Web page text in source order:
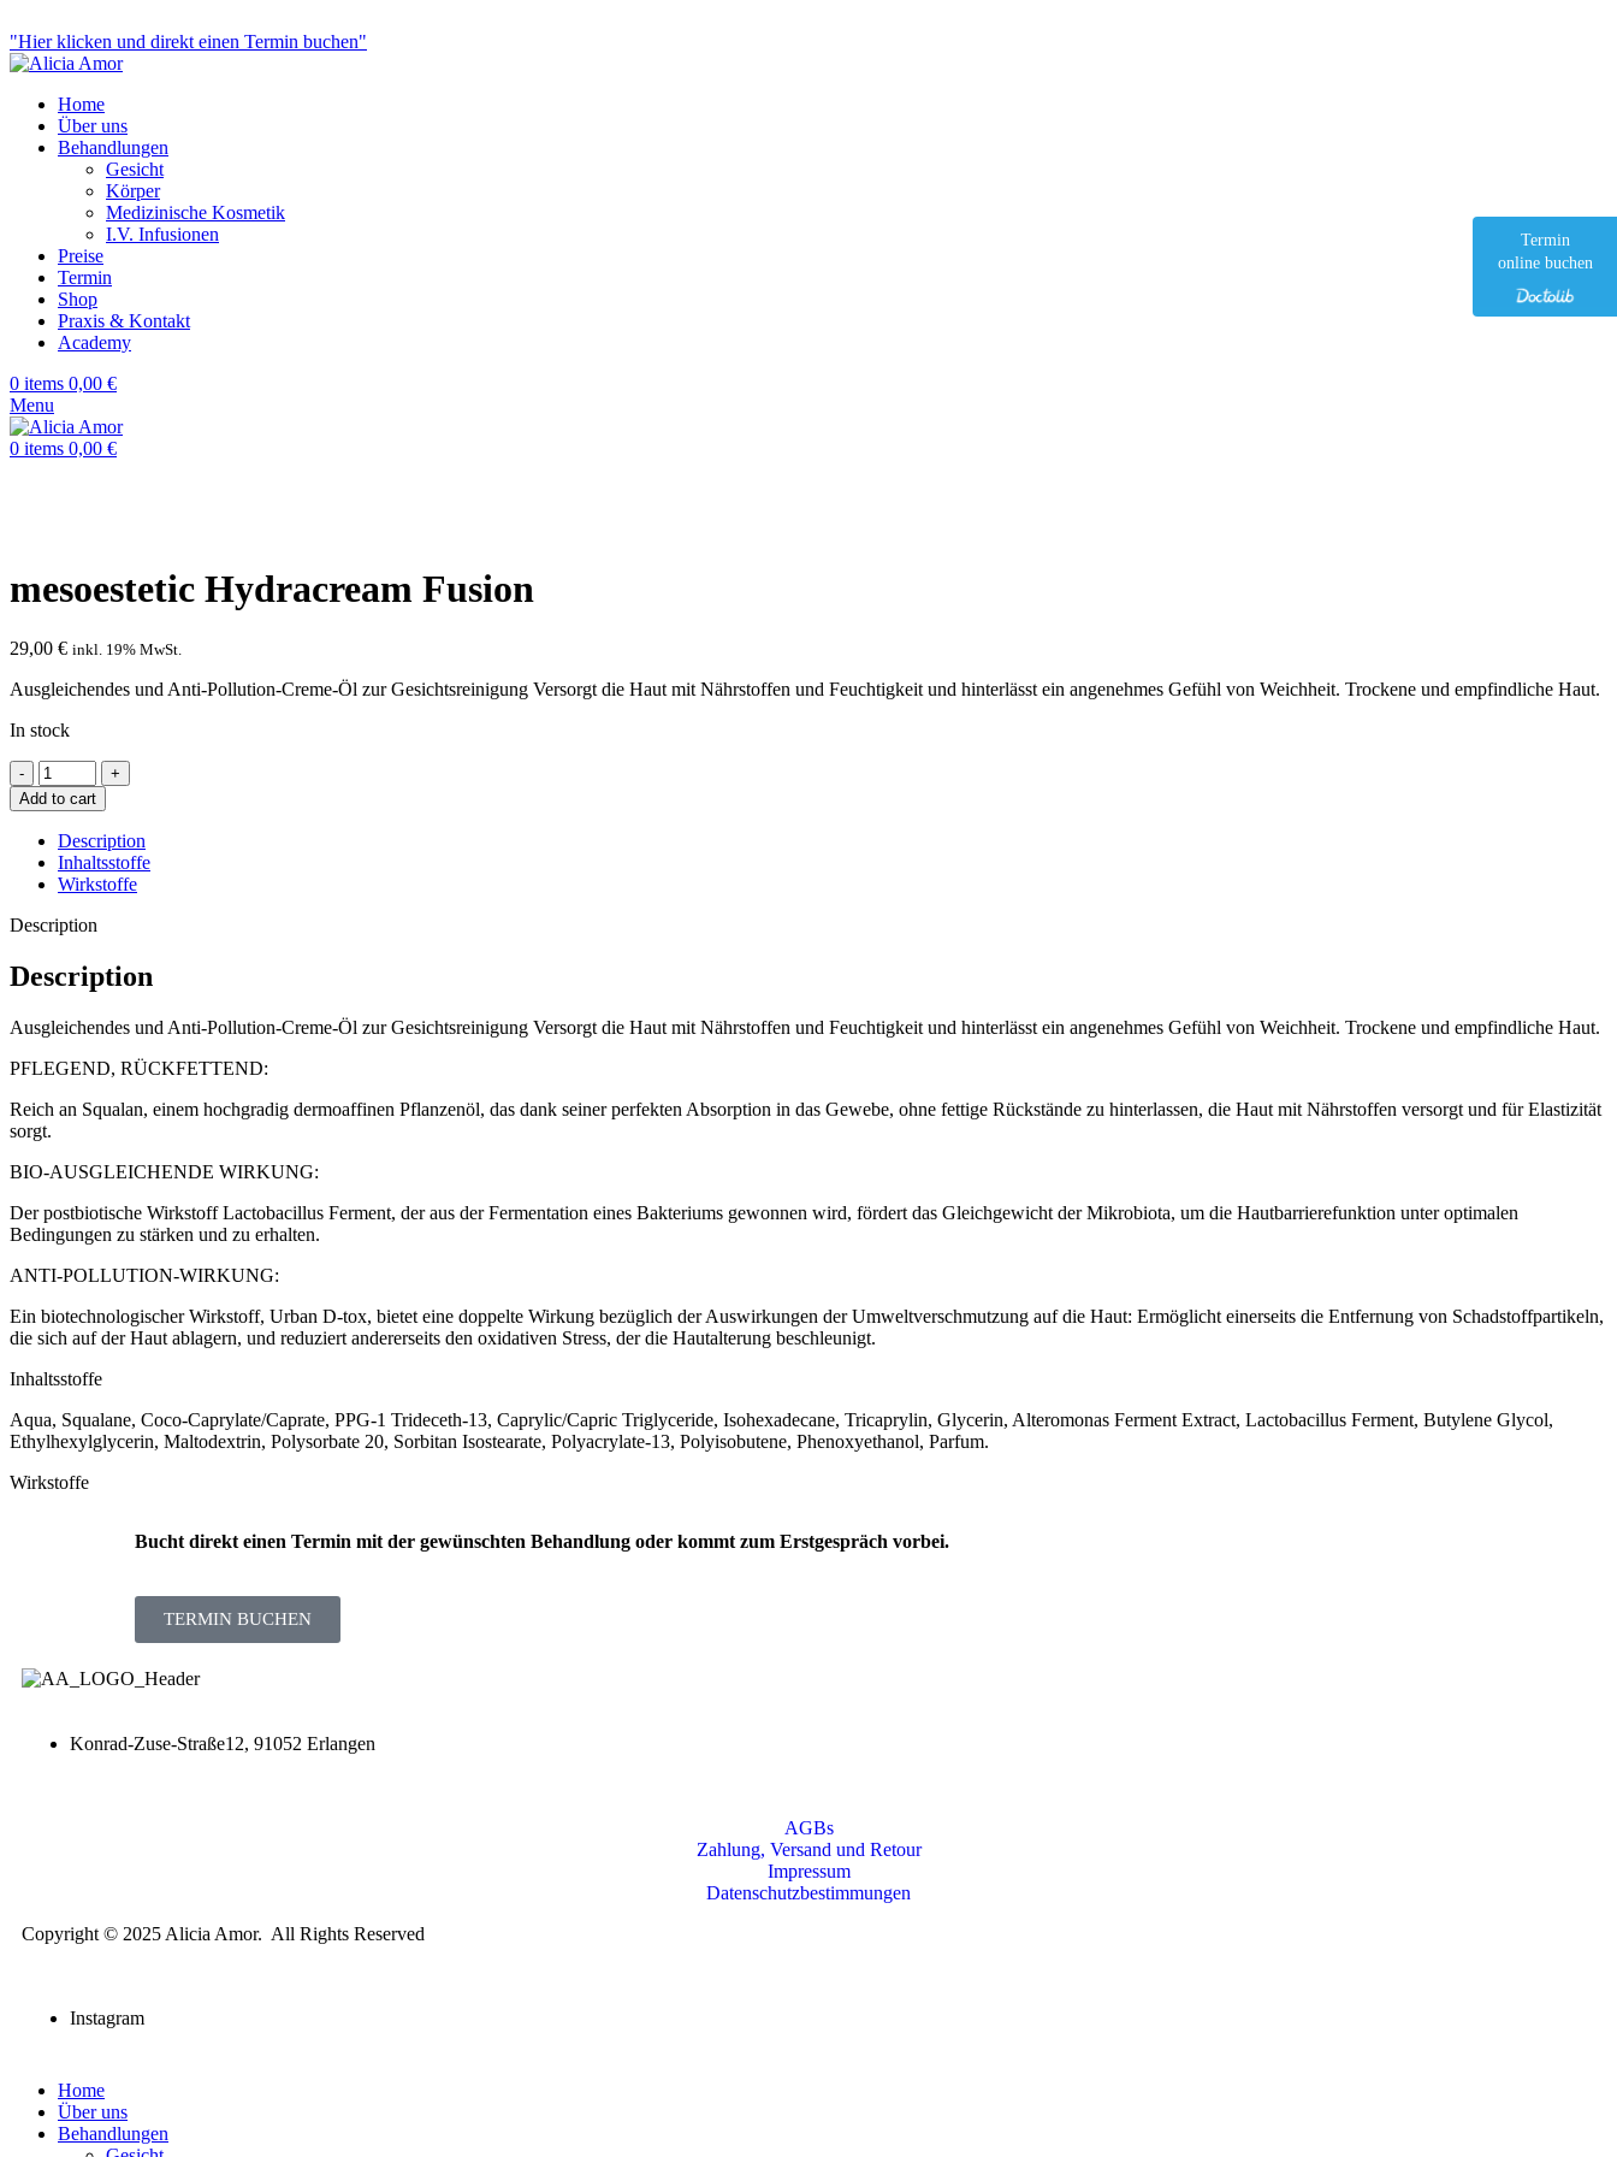
Termin
online buchen
"Hier klicken und direkt einen Termin buchen"
Home
Über uns
Behandlungen
Gesicht
Körper
Medizinische Kosmetik
I.V. Infusionen
Preise
Termin
Shop
Praxis & Kontakt
Academy
0 items 0,00 €
Menu
0 items 0,00 €
mesoestetic Hydracream Fusion
29,00 € inkl. 19% MwSt.
Ausgleichendes und Anti-Pollution-Creme-Öl zur Gesichtsreinigung Versorgt die Haut mit Nährstoffen und Feuchtigkeit und hinterlässt ein angenehmes Gefühl von Weichheit. Trockene und empfindliche Haut.
In stock
Add to cart
Description
Inhaltsstoffe
Wirkstoffe
Description
Description
Ausgleichendes und Anti-Pollution-Creme-Öl zur Gesichtsreinigung Versorgt die Haut mit Nährstoffen und Feuchtigkeit und hinterlässt ein angenehmes Gefühl von Weichheit. Trockene und empfindliche Haut.
PFLEGEND, RÜCKFETTEND:
Reich an Squalan, einem hochgradig dermoaffinen Pflanzenöl, das dank seiner perfekten Absorption in das Gewebe, ohne fettige Rückstände zu hinterlassen, die Haut mit Nährstoffen versorgt und für Elastizität
sorgt.
BIO-AUSGLEICHENDE WIRKUNG:
Der postbiotische Wirkstoff Lactobacillus Ferment, der aus der Fermentation eines Bakteriums gewonnen wird, fördert das Gleichgewicht der Mikrobiota, um die Hautbarrierefunktion unter optimalen
Bedingungen zu stärken und zu erhalten.
ANTI-POLLUTION-WIRKUNG:
Ein biotechnologischer Wirkstoff, Urban D-tox, bietet eine doppelte Wirkung bezüglich der Auswirkungen der Umweltverschmutzung auf die Haut: Ermöglicht einerseits die Entfernung von Schadstoffpartikeln,
die sich auf der Haut ablagern, und reduziert andererseits den oxidativen Stress, der die Hautalterung beschleunigt.
Inhaltsstoffe
Aqua, Squalane, Coco-Caprylate/Caprate, PPG-1 Trideceth-13, Caprylic/Capric Triglyceride, Isohexadecane, Tricaprylin, Glycerin, Alteromonas Ferment Extract, Lactobacillus Ferment, Butylene Glycol,
Ethylhexylglycerin, Maltodextrin, Polysorbate 20, Sorbitan Isostearate, Polyacrylate-13, Polyisobutene, Phenoxyethanol, Parfum.
Wirkstoffe
Bucht direkt einen Termin mit der gewünschten Behandlung oder kommt zum Erstgespräch vorbei.
TERMIN BUCHEN
Konrad-Zuse-Straße12, 91052 Erlangen
AGBs
Zahlung, Versand und Retour
Impressum
Datenschutzbestimmungen
Copyright © 2025 Alicia Amor. All Rights Reserved
Instagram
Home
Über uns
Behandlungen